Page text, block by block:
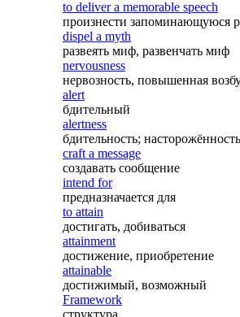
to deliver a memorable speech
произнести запоминающуюся
dispel a myth
развеять миф, развенчать миф
nervousness
нервозность, повышенная
alert
бдительный
alertness
бдительность; насторожённость
craft a message
создавать сообщение
intend for
предназначается для
to attain
достигать, добиваться
attainment
достижение, приобретение
attainable
достижимый, возможный
Framework
структура